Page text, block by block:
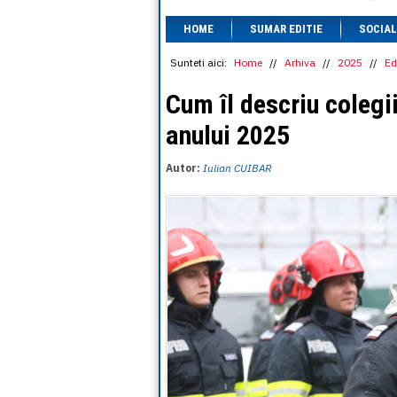
HOME SUMAR EDITIE SOCIAL
Sunteti aici: Home // Arhiva // 2025 //
Cum îl descriu
anului 2025
Autor: Iulian CUIBAR